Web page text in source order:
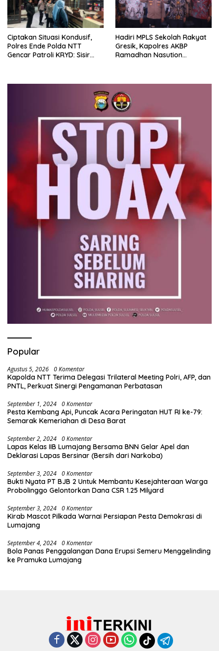
Ciptakan Situasi Kondusif,
Polres Ende Polda NTT
Gencar Patroli KRYD: Sisir
Hadiri MPLS Sekolah Rakyat
Gresik, Kapolres AKBP
Ramadhan Nasution
Popular
Agustus 5, 2026 0 Komentar
Kapolda NTT Terima Delegasi Trilateral Meeting Polri, AFP, dan
PNTL, Perkuat Sinergi Pengamanan Perbatasan
September 1, 2024 0 Komentar
Pesta Kembang Api, Puncak Acara Peringatan HUT RI ke-79:
Semarak Kemeriahan di Desa Barat
September 2, 2024 0 Komentar
Lapas Kelas IIB Lumajang Bersama BNN Gelar Apel dan
Deklarasi Lapas Bersinar (Bersih dari Narkoba)
September 3, 2024 0 Komentar
Bukti Nyata PT BJB 2 Untuk Membantu Kesejahteraan Warga
Probolinggo Gelontorkan Dana CSR 1.25 Milyard
September 3, 2024 0 Komentar
Kirab Mascot Pilkada Warnai Persiapan Pesta Demokrasi di
Lumajang
September 4, 2024 0 Komentar
Bola Panas Penggalangan Dana Erupsi Semeru Menggelinding
ke Pramuka Lumajang